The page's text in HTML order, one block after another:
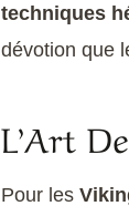
techniques
dévotion que
L’Art
Pour les